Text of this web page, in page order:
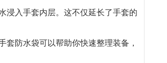
浸入手套内层。这不仅延长了手套的
防水袋可以帮助你快速整理装备，